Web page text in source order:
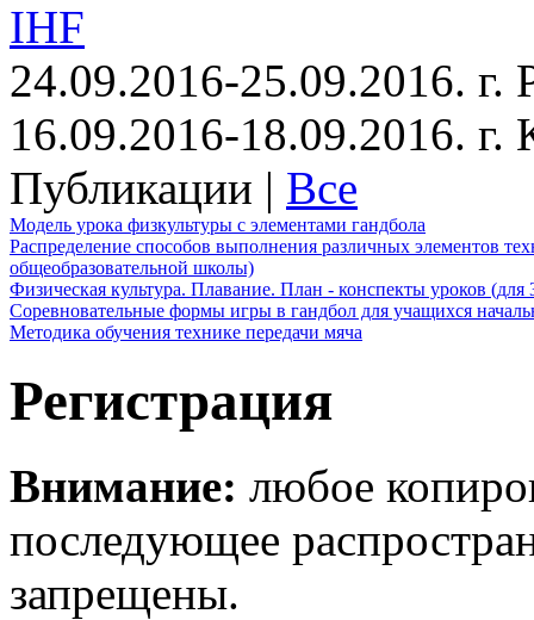
IHF
24.09.2016-25.09.2016. г.
16.09.2016-18.09.2016.
Публикации | Все
Модель урока физкультуры с элементами гандбола
Распределение способов выполнения различных элементов
общеобразовательной школы)
Физическая культура. Плавание. План - конспекты уроков (для
Соревновательные формы игры в гандбол для учащихся
Методика обучения технике передачи мяча
Регистрация
Внимание: любое
последующее
запрещены.